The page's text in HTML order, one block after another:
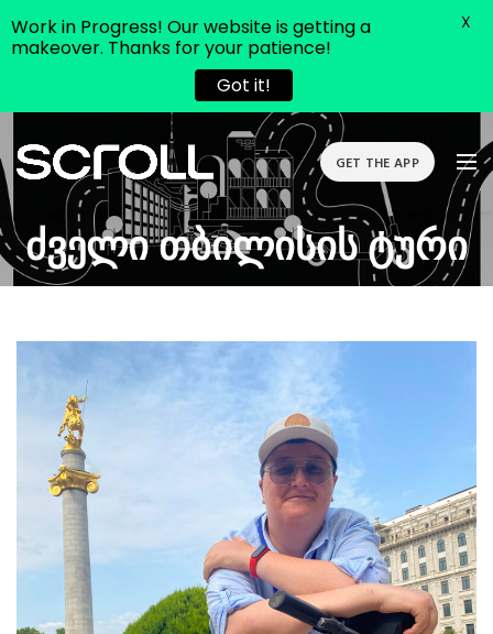
GET THE APP
Ძველი Თბილისის Ტური
Work in Progress! Our website is getting a
makeover. Thanks for your patience!
Got it!
X